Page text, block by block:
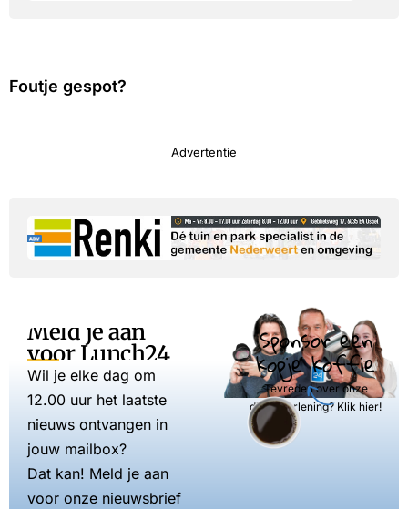
Foutje gespot?
Advertentie
Meld je aan
voor Lunch24
Wil je elke dag om
12.00 uur het laatste
nieuws ontvangen in
jouw mailbox?
Dat kan! Meld je aan
voor onze nieuwsbrief
Sponsor een
kopje koffie
Tevreden over onze
dienstverlening? Klik hier!